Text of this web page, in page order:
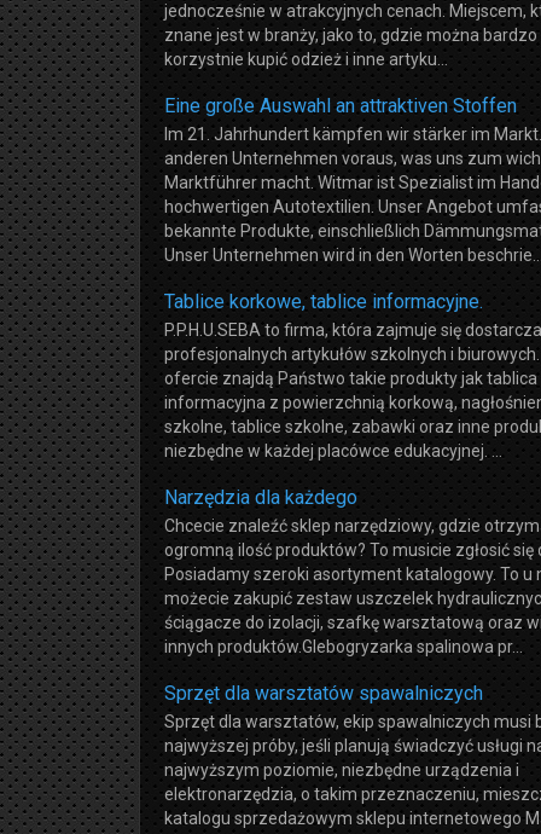
jednocześnie w atrakcyjnych cenach. Miejscem,
znane jest w branży, jako to, gdzie można bardzo
korzystnie kupić odzież i inne artyku...
Eine große Auswahl an attraktiven Stoffen
Im 21. Jahrhundert kämpfen wir stärker im
anderen Unternehmen voraus, was uns zum
Marktführer macht. Witmar ist Spezialist im
hochwertigen Autotextilien. Unser Angebot
bekannte Produkte, einschließlich
Unser Unternehmen wird in den Worten
Tablice korkowe, tablice informacyjne.
P.P.H.U.SEBA to firma, która zajmuje się
profesjonalnych artykułów szkolnych i
ofercie znajdą Państwo takie produkty jak tablica
informacyjna z powierzchnią korkową,
szkolne, tablice szkolne, zabawki oraz inne
niezbędne w każdej placówce edukacyjnej. ...
Narzędzia dla każdego
Chcecie znaleźć sklep narzędziowy, gdzie
ogromną ilość produktów? To musicie zgłosić się
Posiadamy szeroki asortyment katalogowy. To u
możecie zakupić zestaw uszczelek
ściągacze do izolacji, szafkę warsztatową oraz
innych produktów.Glebogryzarka spalinowa pr...
Sprzęt dla warsztatów spawalniczych
Sprzęt dla warsztatów, ekip spawalniczych musi
najwyższej próby, jeśli planują świadczyć usługi
najwyższym poziomie, niezbędne urządzenia i
elektronarzędzia, o takim przeznaczeniu,
katalogu sprzedażowym sklepu internetowego